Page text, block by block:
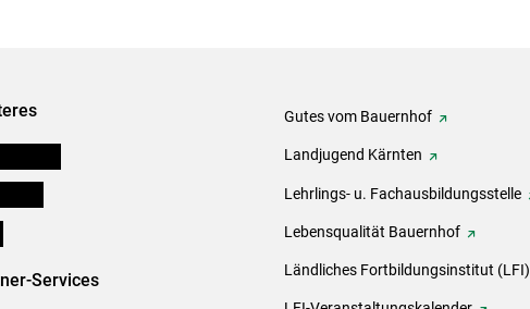
Services
Gutes vom Bauernhof
Landjugend Kärnten
Lehrlings- u. Fachausbildungsstelle
Lebensqualität Bauernhof
Ländliches Fortbildungsinstitut (LFI)